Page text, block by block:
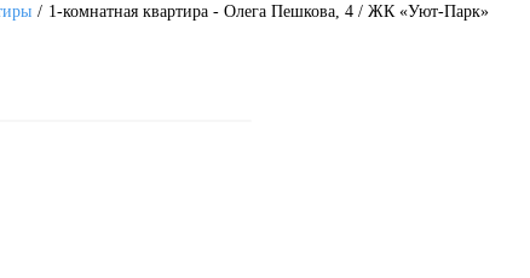
1-комнатная квартира - Олега Пешкова, 4 / ЖК «Уют-Парк»